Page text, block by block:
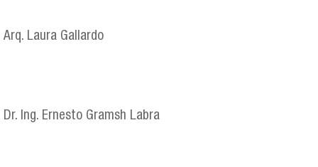
Arq. Laura Gallardo
Dr. Ing. Ernesto Gramsh Labra